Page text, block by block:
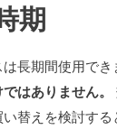
期
長期間使用でき
はありません。
替えを検討する